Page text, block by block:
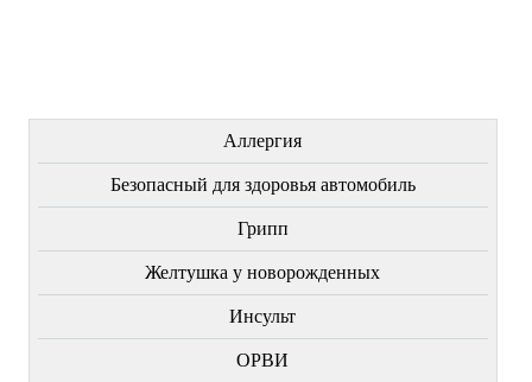
Аллергия
Безопасный для здоровья автомобиль
Грипп
Желтушка у новорожденных
Инсульт
ОРВИ